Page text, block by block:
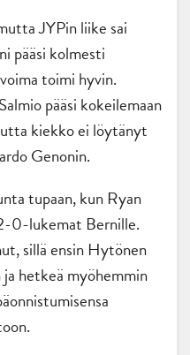
JYPin liike sai
pääsi kolmesti
toimi hyvin.
pääsi kokeilemaan
kiekko ei löytänyt
Genonin.
tupaan, kun Ryan
0-lukemat Bernille.
sillä ensin Hytönen
hetkeä myöhemmin